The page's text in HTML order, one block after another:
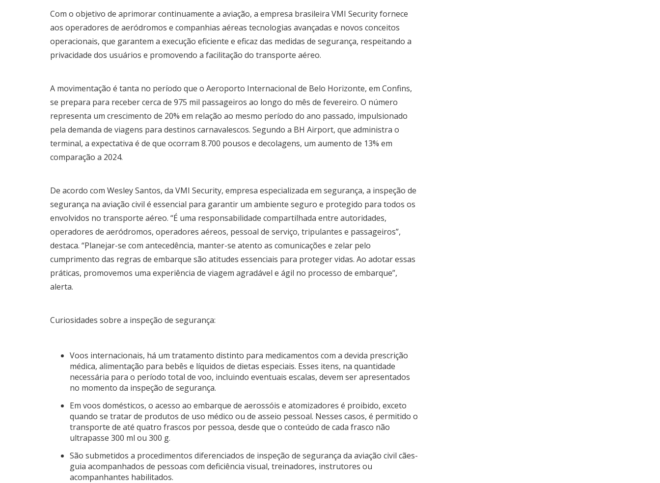
Com o objetivo de aprimorar continuamente a aviação, a empresa brasileira VMI Security fornece
aos operadores de aeródromos e companhias aéreas tecnologias avançadas e novos conceitos
operacionais, que garantem a execução eficiente e eficaz das medidas de segurança, respeitando a
privacidade dos usuários e promovendo a facilitação do transporte aéreo.
A movimentação é tanta no período que o Aeroporto Internacional de Belo Horizonte, em Confins,
se prepara para receber cerca de 975 mil passageiros ao longo do mês de fevereiro. O número
representa um crescimento de 20% em relação ao mesmo período do ano passado, impulsionado
pela demanda de viagens para destinos carnavalescos. Segundo a BH Airport, que administra o
terminal, a expectativa é de que ocorram 8.700 pousos e decolagens, um aumento de 13% em
comparação a 2024.
De acordo com Wesley Santos, da VMI Security, empresa especializada em segurança, a inspeção de
segurança na aviação civil é essencial para garantir um ambiente seguro e protegido para todos os
envolvidos no transporte aéreo. “É uma responsabilidade compartilhada entre autoridades,
operadores de aeródromos, operadores aéreos, pessoal de serviço, tripulantes e passageiros”,
destaca. “Planejar-se com antecedência, manter-se atento as comunicações e zelar pelo
cumprimento das regras de embarque são atitudes essenciais para proteger vidas. Ao adotar essas
práticas, promovemos uma experiência de viagem agradável e ágil no processo de embarque”,
alerta.
Curiosidades sobre a inspeção de segurança:
Voos internacionais, há um tratamento distinto para medicamentos com a devida prescrição
médica, alimentação para bebês e líquidos de dietas especiais. Esses itens, na quantidade
necessária para o período total de voo, incluindo eventuais escalas, devem ser apresentados
no momento da inspeção de segurança.
Em voos domésticos, o acesso ao embarque de aerossóis e atomizadores é proibido, exceto
quando se tratar de produtos de uso médico ou de asseio pessoal. Nesses casos, é permitido o
transporte de até quatro frascos por pessoa, desde que o conteúdo de cada frasco não
ultrapasse 300 ml ou 300 g.
São submetidos a procedimentos diferenciados de inspeção de segurança da aviação civil cães-
guia acompanhados de pessoas com deficiência visual, treinadores, instrutores ou
acompanhantes habilitados.